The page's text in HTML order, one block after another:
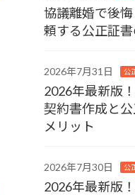
協議離婚で後
頼する公正証
2026年7月31日 公
2026年最新版
契約書作成と
メリット
2026年7月30日 公
2026年最新版